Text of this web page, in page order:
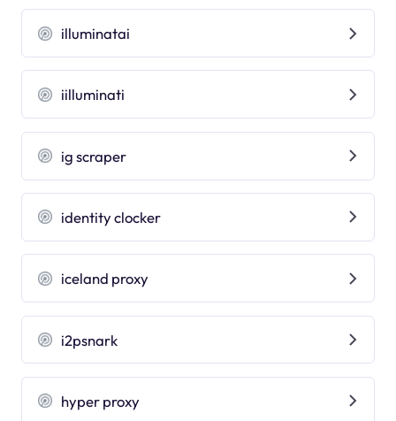
illuminatai
iilluminati
ig scraper
identity clocker
iceland proxy
i2psnark
hyper proxy